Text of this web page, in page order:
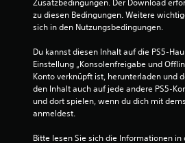
b
z
w
o
h
n
e
h
a
i
e
r
e
n
(
n
u
r
b
e
Zusatzbedingungen. Der Download
zu diesen Bedingungen. Weitere
sich in den Nutzungsbedingungen.
Du kannst diesen Inhalt auf die PS5-
Einstellung „Konsolenfreigabe und
Konto verknüpft ist, herunterladen und
den Inhalt auch auf jede andere PS5-
und dort spielen, wenn du dich mit
anmeldest.
Bitte lesen Sie sich die Informationen in